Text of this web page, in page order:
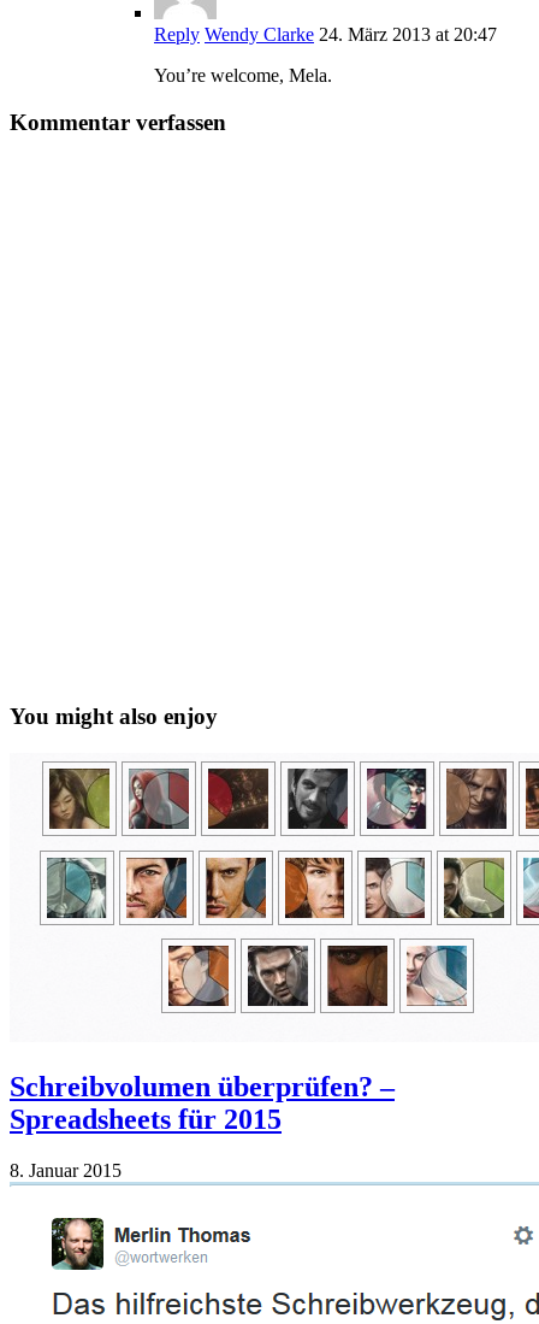
Reply Wendy Clarke 24. März 2013 at 20:47
You’re welcome, Mela.
Kommentar verfassen
You might also enjoy
Schreibvolumen überprüfen? –
Spreadsheets für 2015
8. Januar 2015